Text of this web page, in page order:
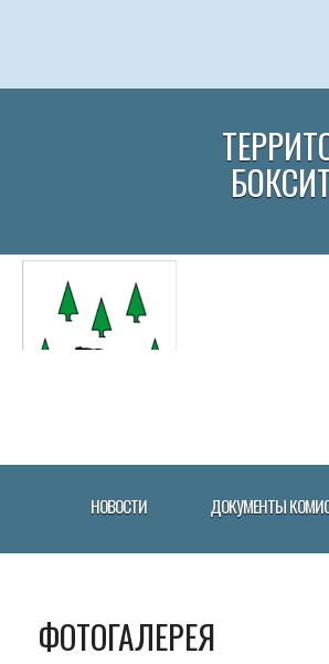
НОВОСТИ ДОКУМЕНТЫ
ФОТОГАЛЕРЕЯ